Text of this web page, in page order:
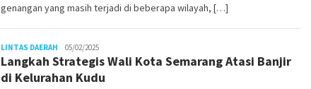
genangan yang masih terjadi di beberapa wilayah, […]
LINTAS DAERAH Juno
05/02/2025
Langkah Strategis Wali Kota Semarang Atasi Banjir
di Kelurahan Kudu